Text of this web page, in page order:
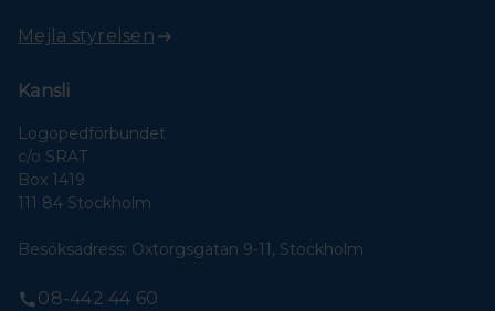
Mejla styrelsen
Kansli
Logopedförbundet
c/o SRAT
Box 1419
111 84 Stockholm
Besöksadress: Oxtorgsgatan 9-11, Stockholm
08-442 44 60